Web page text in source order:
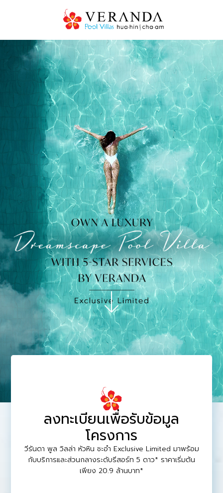
ลงทะเบียนเพื่อรับข้อมูล
โครงการ
วีรันดา พูล วิลล่า หัวหิน ชะอำ Exclusive Limited มาพร้อม
กับบริการและส่วนกลางระดับรีสอร์ท 5 ดาว* ราคาเริ่มต้น
เพียง 20.9 ล้านบาท*